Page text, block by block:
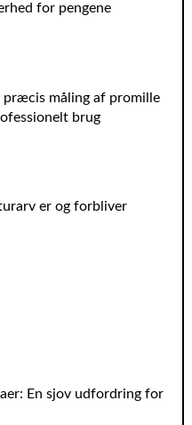
for pengene
præcis måling af promille
brug
er og forbliver
En sjov udfordring for